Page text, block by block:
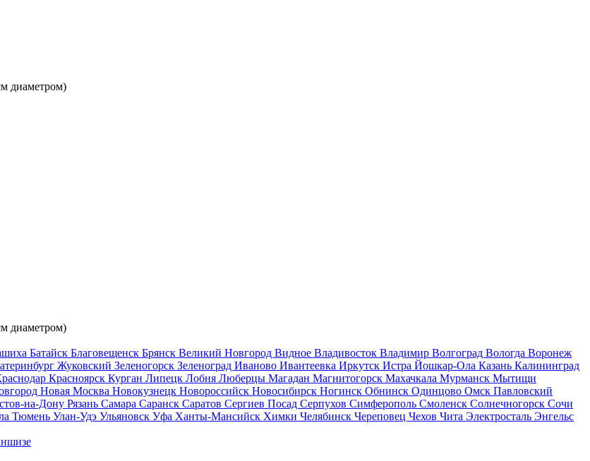
диаметром)
диаметром)
Батайск Благовещенск Брянск Великий Новгород Видное Владивосток Владимир Волгоград Вологда Воронеж
Жуковский Зеленогорск Зеленоград Иваново Ивантеевка Иркутск Истра Йошкар-Ола Казань Калининград
Красноярск Курган Липецк Лобня Люберцы Магадан Магнитогорск Махачкала Мурманск Мытищи
Новая Москва Новокузнецк Новороссийск Новосибирск Ногинск Обнинск Одинцово Омск Павловский
на-Дону Рязань Самара Саранск Саратов Сергиев Посад Серпухов Симферополь Смоленск Солнечногорск Сочи
Тюмень Улан-Удэ Ульяновск Уфа Ханты-Мансийск Химки Челябинск Череповец Чехов Чита Электросталь Энгельс